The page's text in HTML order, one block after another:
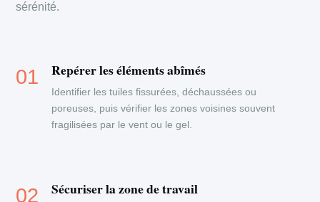
sérénité.
Repérer les éléments abîmés
Identifier les tuiles fissurées, déchaussées ou
poreuses, puis vérifier les zones voisines souvent
fragilisées par le vent ou le gel.
Sécuriser la zone de travail